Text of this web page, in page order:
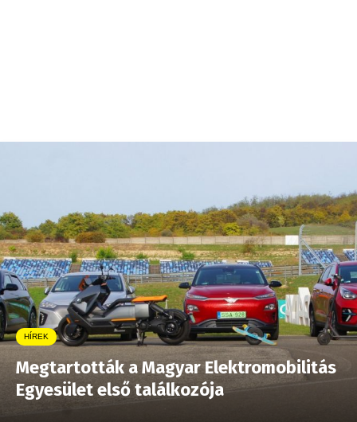
HÍREK
Megtartották a Magyar Elektromobilitás
Egyesület első találkozója